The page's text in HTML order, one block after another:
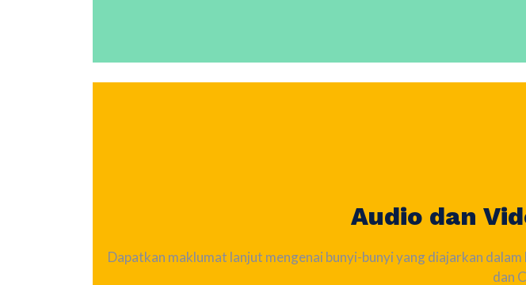
Audio dan
Dapatkan maklumat lanjut mengenai bunyi-bunyi yang diajarkan
dan